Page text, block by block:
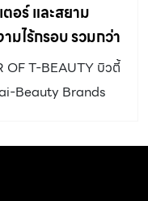
อร์ และสยาม
มไร้กรอบ รวมกว่า
อต
OF T-BEAUTY บิวตี้
Beauty Brands
Thai Pride, Thai
สุดเอ็กซ์คลูซีฟ เพื่อ